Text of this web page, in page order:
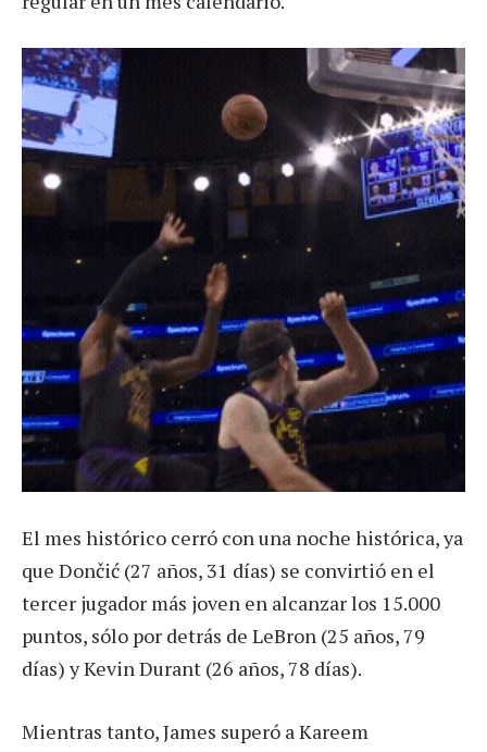
El mes histórico cerró con una noche histórica, ya
que Dončić (27 años, 31 días) se convirtió en el
tercer jugador más joven en alcanzar los 15.000
puntos, sólo por detrás de LeBron (25 años, 79
días) y Kevin Durant (26 años, 78 días).
Mientras tanto, James superó a Kareem